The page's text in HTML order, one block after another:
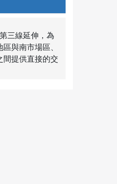
三線延伸，為
與南市場區、
間提供直接的交